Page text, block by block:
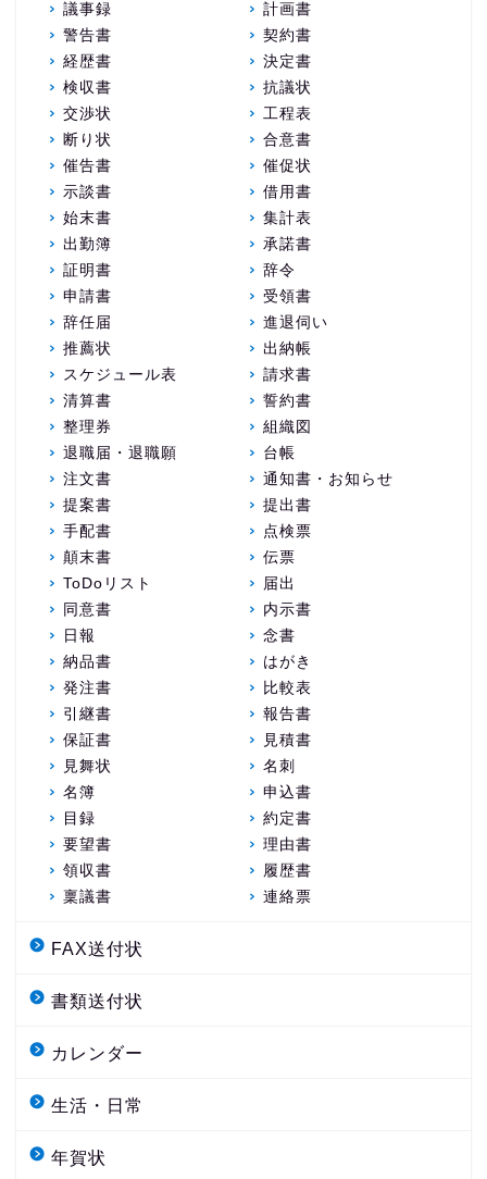
議事録
計画書
警告書
契約書
経歴書
決定書
検収書
抗議状
交渉状
工程表
断り状
合意書
催告書
催促状
示談書
借用書
始末書
集計表
出勤簿
承諾書
証明書
辞令
申請書
受領書
辞任届
進退伺い
推薦状
出納帳
スケジュール表
請求書
清算書
誓約書
整理券
組織図
退職届・退職願
台帳
注文書
通知書・お知らせ
提案書
提出書
手配書
点検票
顛末書
伝票
ToDoリスト
届出
同意書
内示書
日報
念書
納品書
はがき
発注書
比較表
引継書
報告書
保証書
見積書
見舞状
名刺
名簿
申込書
目録
約定書
要望書
理由書
領収書
履歴書
稟議書
連絡票
FAX送付状
書類送付状
カレンダー
生活・日常
年賀状